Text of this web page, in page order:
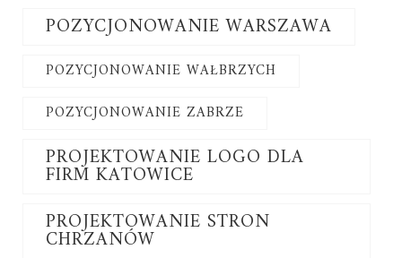
POZYCJONOWANIE WARSZAWA
POZYCJONOWANIE WAŁBRZYCH
POZYCJONOWANIE ZABRZE
PROJEKTOWANIE LOGO DLA
FIRM KATOWICE
PROJEKTOWANIE STRON
CHRZANÓW